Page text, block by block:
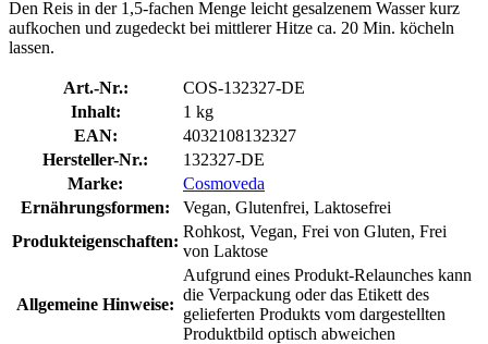
Den Reis in der 1,5-fachen Menge leicht gesalzenem Wasser kurz
aufkochen und zugedeckt bei mittlerer Hitze ca. 20 Min. köcheln
lassen.
Art.-Nr.:
COS-132327-DE
Inhalt:
1 kg
EAN:
4032108132327
Hersteller-Nr.:
132327-DE
Marke:
Cosmoveda
Ernährungsformen:
Vegan, Glutenfrei, Laktosefrei
Produkteigenschaften:
Rohkost, Vegan, Frei von Gluten, Frei
von Laktose
Allgemeine Hinweise:
Aufgrund eines Produkt-Relaunches kann
die Verpackung oder das Etikett des
gelieferten Produkts vom dargestellten
Produktbild optisch abweichen